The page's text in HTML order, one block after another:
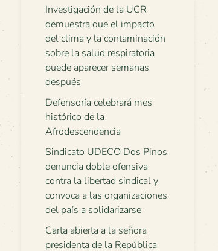
Investigación de la UCR
demuestra que el impacto
del clima y la contaminación
sobre la salud respiratoria
puede aparecer semanas
después
Defensoría celebrará mes
histórico de la
Afrodescendencia
Sindicato UDECO Dos Pinos
denuncia doble ofensiva
contra la libertad sindical y
convoca a las organizaciones
del país a solidarizarse
Carta abierta a la señora
presidenta de la República